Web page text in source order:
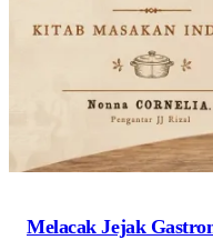
Melacak Jejak